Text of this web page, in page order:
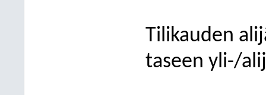
Tilikauden
taseen yli-/